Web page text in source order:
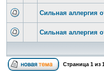
Сильная аллергия
Сильная аллергия
Страница1 из